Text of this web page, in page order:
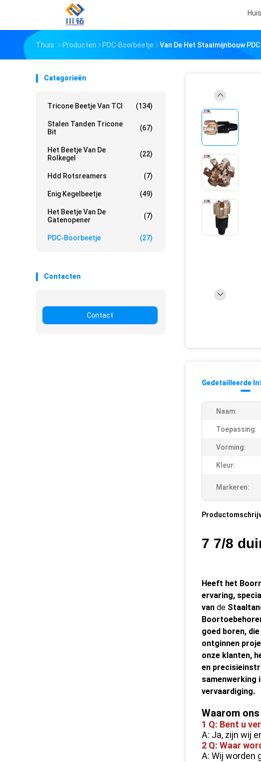
Huis
Thuis Producten PDC-Boorbeetje Van De Het Staalmijnbouw
Catagorieën
Tricone Beetje Van TCI (134)
Stalen Tanden Tricone
Bit
(67)
Het Beetje Van De
Rolkegel
(22)
Hdd Rotsreamers (7)
Enig Kegelbeetje (49)
Het Beetje Van De
Gatenopener
(7)
PDC-Boorbeetje (27)
Contacten
Contact
Gedetailleerde
Naam:
Toepassing:
Vorming:
Kleur:
Markeren:
7 7/8
Heeft het
ervaring,
van de
goed boren,
ontginnen
onze klanten,
en
samenwerking
vervaardiging.
Waarom
1 Q: Bent u
A: Ja, zijn wij
2 Q: Waar
A: Wij worden